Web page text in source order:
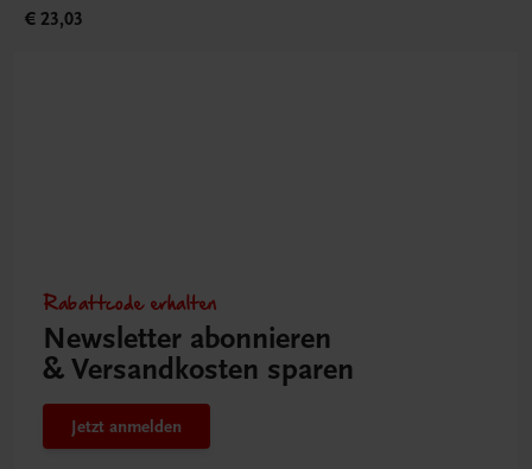
€ 23,03
Rabattcode erhalten
Newsletter abonnieren
& Versandkosten sparen
Jetzt anmelden